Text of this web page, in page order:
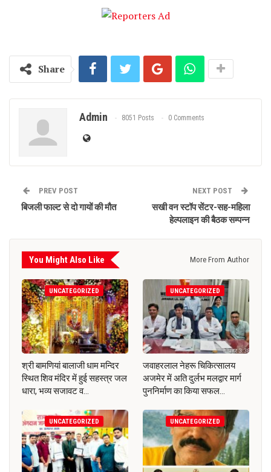
Share
Admin 8051 Posts 0 Comments
PREV POST
बिजली फाल्ट से दो गायों की मौत
NEXT POST
सखी वन स्टॉप सेंटर-सह-महिला
हेल्पलाइन की बैठक सम्पन्न
You Might Also Like More From Author
UNCATEGORIZED
श्री बामणियां बालाजी धाम मन्दिर
स्थित शिव मंदिर में हुई सहस्त्र जल
धारा, भव्य सजावट व…
UNCATEGORIZED
जवाहरलाल नेहरू चिकित्सालय
अजमेर में अति दुर्लभ मलद्वार मार्ग
पुननिर्माण का किया सफल…
UNCATEGORIZED UNCATEGORIZED